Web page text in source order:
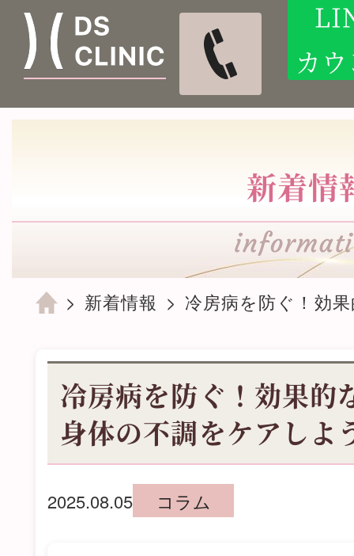
カ
新着情
新着情報 冷房病を防ぐ！効
冷房病を防ぐ！効果的
身体の不調をケアしよ
2025.08.05 コラム